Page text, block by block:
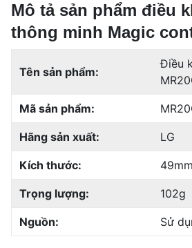
Mô tả sản phẩm điều
thông minh Magic
Tên sản phẩm:
Điều
Mã sản phẩm:
Hãng sản xuất: LG
Kích thước:
Trọng lượng: 102g
Nguồn: Sử